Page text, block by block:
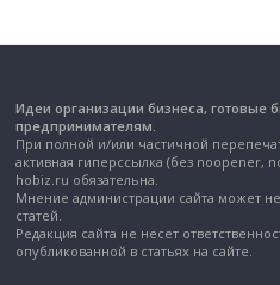
Идеи организации бизнеса, готовые
предпринимателям.
При полной и/или частичной
активная гиперссылка (без noopener,
hobiz.ru обязательна.
Мнение администрации сайта может
статей.
Редакция сайта не несет
опубликованной в статьях на сайте.